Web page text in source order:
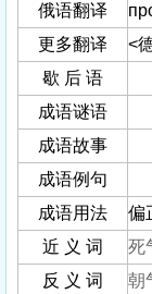
俄语翻译
更多翻译
<
歇 后 语
成语谜语
成语故事
成语例句
成语用法
偏
近 义 词
死
反 义 词
朝